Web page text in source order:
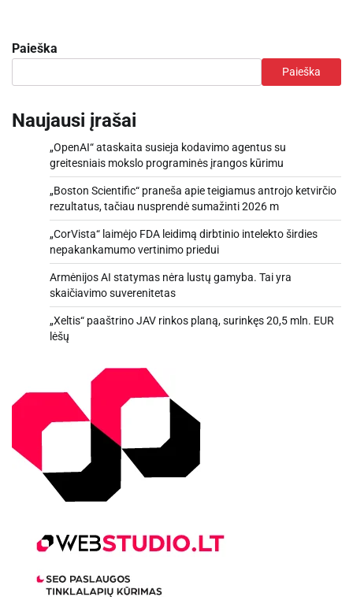
Paieška
Paieška
Naujausi įrašai
„OpenAI“ ataskaita susieja kodavimo agentus su
greitesniais mokslo programinės įrangos kūrimu
„Boston Scientific“ praneša apie teigiamus antrojo ketvirčio
rezultatus, tačiau nusprendė sumažinti 2026 m
„CorVista“ laimėjo FDA leidimą dirbtinio intelekto širdies
nepakankamumo vertinimo priedui
Armėnijos AI statymas nėra lustų gamyba. Tai yra
skaičiavimo suverenitetas
„Xeltis“ paaštrino JAV rinkos planą, surinkęs 20,5 mln. EUR
lėšų